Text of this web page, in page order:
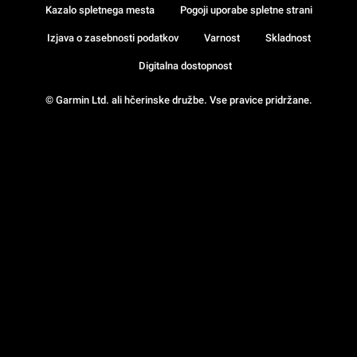
© Garmin Ltd. ali hčerinske družbe. Vse pravice pridržane.
Kazalo spletnega mesta Pogoji uporabe spletne strani
Izjava o zasebnosti podatkov Varnost Skladnost
Digitalna dostopnost